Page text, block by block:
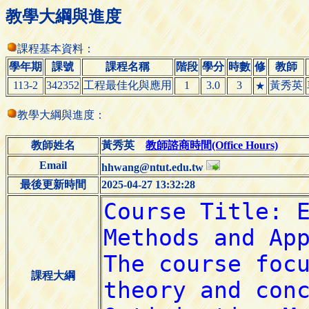
教學大綱與進度
課程基本資料：
學年期
課號 課程名稱 階段 學分 時數 修
教師
113-2
342352 工程最佳化與應用 1 3.0 3 ★ 黃秀英
教學大綱與進度：
教師姓名 黃秀英教師諮商時間(Office Hours)
Email
hhwang@ntut.edu.tw
最後更新時間
2025-04-27 13:32:28
課程大綱